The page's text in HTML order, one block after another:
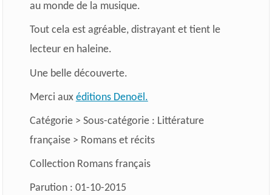
au monde de la musique.
Tout cela est agréable, distrayant et tient le
lecteur en haleine.
Une belle découverte.
Merci aux éditions Denoël.
Catégorie > Sous-catégorie : Littérature
française > Romans et récits
Collection Romans français
Parution : 01-10-2015